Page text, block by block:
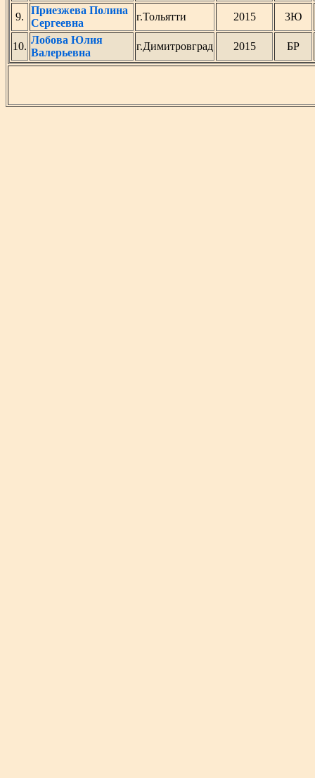
9.
Приезжева Полина
Сергеевна
г.Тольятти 2015 3Ю
10.
Лобова Юлия
Валерьевна
г.Димитровград 2015 БР